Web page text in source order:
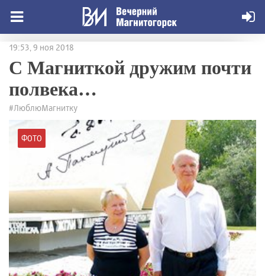
19:53, 9 ноя 2018
С Магниткой дружим почти
полвека…
#ЛюблюМагнитку
ФОТО